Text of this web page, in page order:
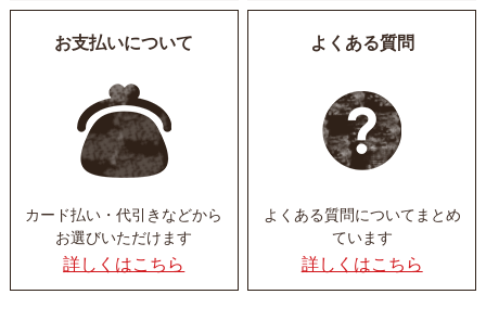
お支払いについて
カード払い・代引きなどから
お選びいただけます
詳しくはこちら
よくある質問
よくある質問について まとめ
ています
詳しくはこちら